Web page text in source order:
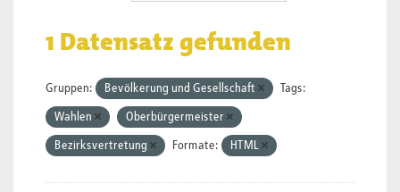
1 Datensatz gefunden
Gruppen: Bevölkerung und Gesellschaft Tags:
Wahlen Oberbürgermeister
Bezirksvertretung Formate: HTML